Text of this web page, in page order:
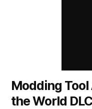
Modding
the World DLC